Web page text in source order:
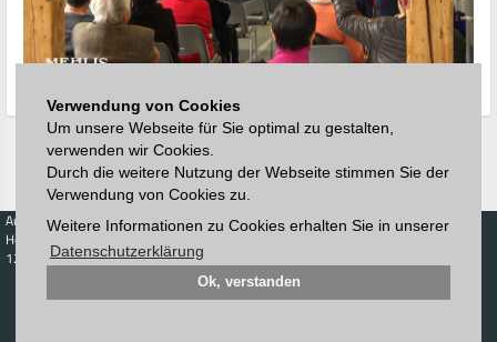
Verwendung von Cookies
Um unsere Webseite für Sie optimal zu gestalten,
verwenden wir Cookies.
Durch die weitere Nutzung der Webseite stimmen Sie der
Verwendung von Cookies zu.
Weitere Informationen zu Cookies erhalten Sie in unserer
Datenschutzerklärung
Ok, verstanden
Auktionen
Höchstzuschläge
123. Auktion
Katalog
Kaufen
Verkaufen
Preisdatenbank
Auktionshaus
Anmelden
Registrieren